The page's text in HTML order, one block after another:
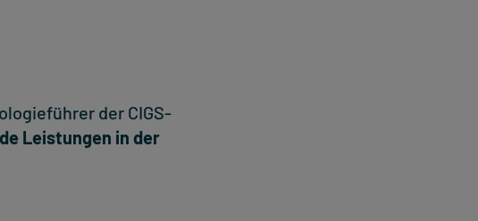
der CIGS-
Leistungen in der